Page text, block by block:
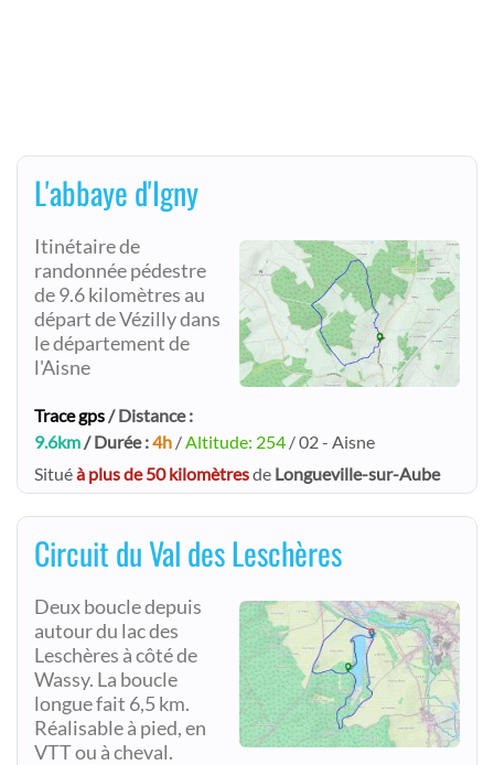
L'abbaye d'Igny
Itinétaire de
randonnée pédestre
de 9.6 kilomètres au
départ de Vézilly dans
le département de
l'Aisne
Trace gps/ Distance :
9.6km/ Durée :4h /Altitude: 254 / 02 - Aisne
Situéà plus de 50 kilomètresde Longueville-sur-Aube
Circuit du Val des Leschères
Deux boucle depuis
autour du lac des
Leschères à côté de
Wassy. La boucle
longue fait 6,5 km.
Réalisable à pied, en
VTT ou à cheval.